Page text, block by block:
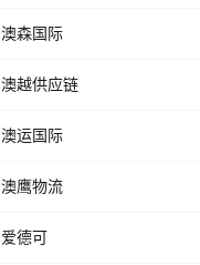
澳森国际
澳越供应链
澳运国际
澳鹰物流
爱德可